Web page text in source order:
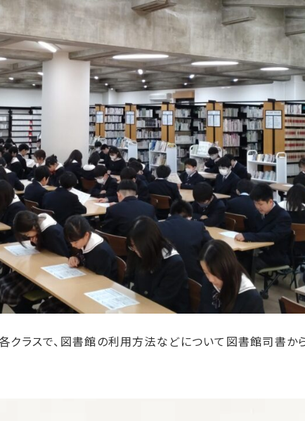
クラスで、図書館の利用方法などについて図書館司書か